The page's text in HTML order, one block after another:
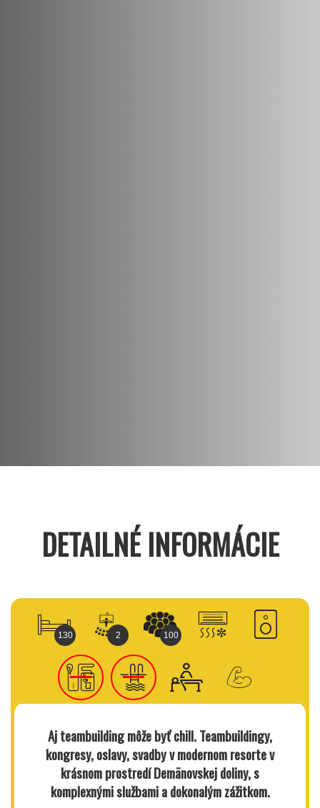
DETAILNÉ INFORMÁCIE
130 2 100
Aj teambuilding môže byť chill. Teambuildingy,
kongresy, oslavy, svadby v modernom resorte v
krásnom prostredí Demänovskej doliny, s
komplexnými službami a dokonalým zážitkom.